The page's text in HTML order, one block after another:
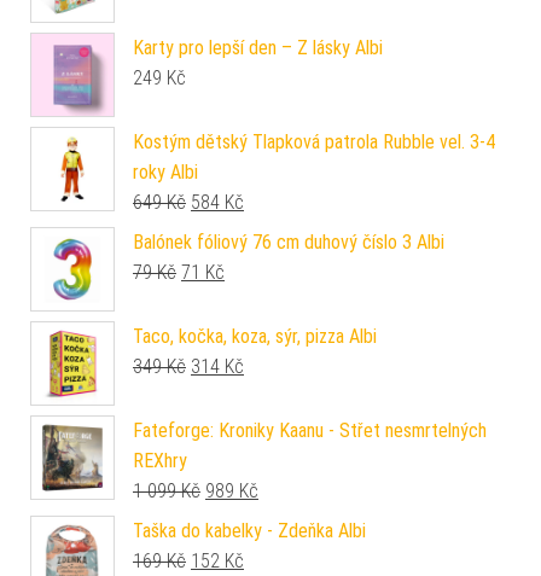
Karty pro lepší den – Z lásky Albi
249 Kč
Kostým dětský Tlapková patrola Rubble vel. 3-4
roky Albi
649Kč Původní cena byla: 649 Kč.
584 Kč
Balónek fóliový 76 cm duhový číslo 3 Albi
79Kč Původní cena byla: 79 Kč.
71 Kč
Taco, kočka, koza, sýr, pizza Albi
349Kč Původní cena byla: 349 Kč.
314 Kč
Fateforge: Kroniky Kaanu - Střet nesmrtelných
REXhry
1 099Kč Původní cena byla: 1 099 Kč.
989 Kč
Taška do kabelky - Zdeňka Albi
169Kč Původní cena byla: 169 Kč.
152 Kč